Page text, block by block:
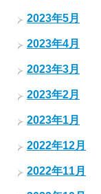
2023年5月
2023年4月
2023年3月
2023年2月
2023年1月
2022年12月
2022年11月